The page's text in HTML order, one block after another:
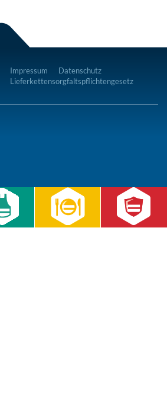
Impressum
Datenschutz
Lieferkettensorgfaltspflichtengesetz